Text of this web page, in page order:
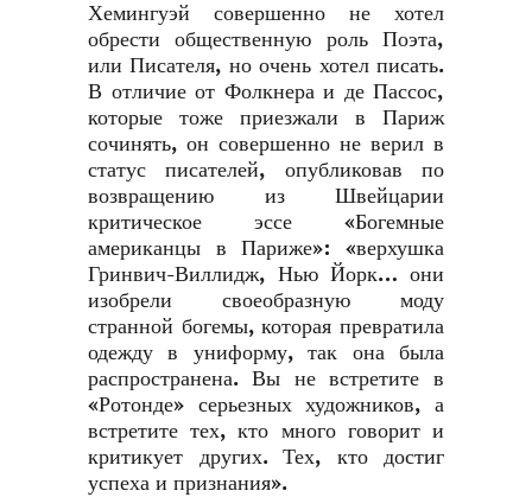
Хемингуэй совершенно не хотел
обрести общественную роль Поэта,
или Писателя, но очень хотел писать.
В отличие от Фолкнера и де Пассос,
которые тоже приезжали в Париж
сочинять, он совершенно не верил в
статус писателей, опубликовав по
возвращению из Швейцарии
критическое эссе «Богемные
американцы в Париже»: «верхушка
Гринвич-Виллидж, Нью Йорк… они
изобрели своеобразную моду
странной богемы, которая превратила
одежду в униформу, так она была
распространена. Вы не встретите в
«Ротонде» серьезных художников, а
встретите тех, кто много говорит и
критикует других. Тех, кто достиг
успеха и признания».